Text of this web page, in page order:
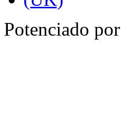
Potenciado por